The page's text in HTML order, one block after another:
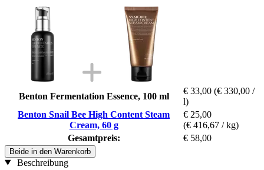
Benton Fermentation Essence, 100 ml
€ 33,00 (€ 330,00 /
l)
Benton Snail Bee High Content Steam
Cream, 60 g
€ 25,00
(€ 416,67 / kg)
Gesamtpreis:
€ 58,00
Beide in den Warenkorb
Beschreibung